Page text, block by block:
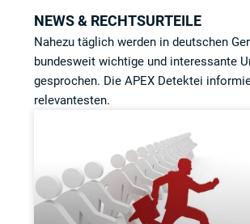
NEWS & RECHTSURTEILE
Nahezu täglich werden in deutschen
bundesweit wichtige und interessante
gesprochen. Die APEX Detektei
relevantesten.